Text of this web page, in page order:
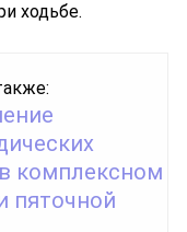
ходьбе.
комплексном
пяточной